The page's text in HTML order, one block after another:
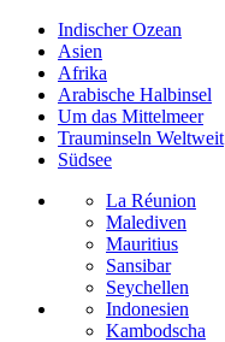
Indischer Ozean
Asien
Afrika
Arabische Halbinsel
Um das Mittelmeer
Trauminseln Weltweit
Südsee
La Réunion
Malediven
Mauritius
Sansibar
Seychellen
Indonesien
Kambodscha